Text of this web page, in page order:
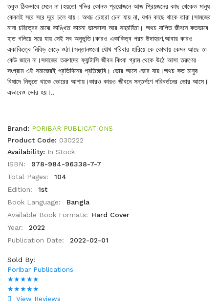
তবুও ঠিকভাবে মেলে না।হয়তো গভির কোনও প্রয়োজনে আজ প্রিয়জনের কাছ থেকেও মানুষ
কেবলই সরে সরে দূরে চলে যায়। অথচ চেহারা চেনা যায় না, যখন কাছে থাকে তারা।সামজের
নানা চরিত্রের মাঝে কাঙ্খিত কামনা ভালবাসা আর সহমর্মিতা। অথচ যাপিত জীবনে কতভাবে
হাত গলিয়ে সরে যায় সেই সব অনুভূতি।কারও একাকিত্ব পরম উদাহরণ,আবার কারও
একাকিত্বে নিবিড় বেড়ে ওঠা।সন্তানগুলো যৌথ পরিবার হারিয়ে কে কোথায় কেমন আছে তা
কেউ জানে না।সমাজের তরুণদের ফ্যান্টাসি জীবন কিংবা গ্রাম থেকে উঠে আসা তরুণের
সংগ্রাম এই সমাজেরই প্রতিদিনের প্রতিচ্ছবি। ভোর আসে ভোর যায়।অথচ কত মানুষ
বিষাদে নিভৃতে থাকে ভোরের আশায়।কারও কারও জীবনে সন্তর্পণে পরিবর্তনের ভোর আসে।
এভাবেও ভোর হয়।..
Brand: PORIBAR PUBLICATIONS
Product Code: 030222
Availability: In Stock
ISBN:
978-984-96338-7-7
Total Pages:
104
Edition:
1st
Book Language:
Bangla
Available Book Formats: Hard Cover
Year:
2022
Publication Date:
2022-02-01
Sold By:
Poribar Publications
★★★★★
★★★★★
View Reviews